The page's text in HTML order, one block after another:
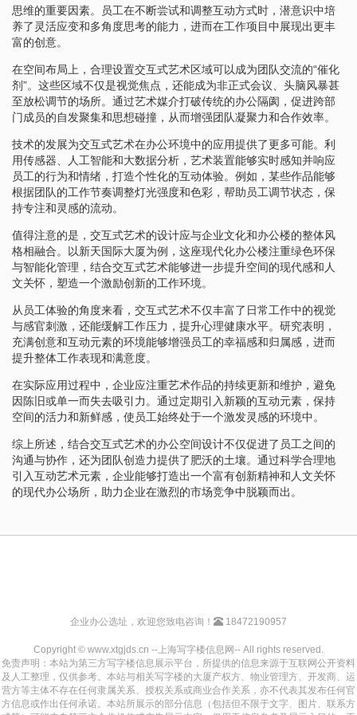
思维的重要因素。员工在不断尝试和调整互动方式时，潜意识中培
养了灵活应变和多角度思考的能力，进而在工作项目中展现出更丰
富的创意。
在空间布局上，合理设置交互式艺术区域可以成为团队交流的“催化
剂”。这些区域不仅是视觉焦点，还能成为非正式会议、头脑风暴甚
至放松调节的场所。通过艺术媒介打破传统的办公隔阂，促进跨部
门成员的自发聚集和思想碰撞，从而增强团队凝聚力和合作效率。
技术的发展为交互式艺术在办公环境中的应用提供了更多可能。利
用传感器、人工智能和大数据分析，艺术装置能够实时感知并响应
员工的行为和情绪，打造个性化的互动体验。例如，某些作品能够
根据团队的工作节奏调整灯光强度和色彩，帮助员工调节状态，保
持专注和灵感的流动。
值得注意的是，交互式艺术的设计应与企业文化和办公楼的整体风
格相融合。以新天国际大厦为例，这座现代化办公楼注重绿色环保
与智能化管理，结合交互式艺术能够进一步提升空间的现代感和人
文关怀，塑造一个激励创新的工作环境。
从员工体验的角度来看，交互式艺术不仅丰富了日常工作中的视觉
与感官刺激，还能缓解工作压力，提升心理健康水平。研究表明，
充满创意和互动元素的环境能够增强员工的幸福感和归属感，进而
提升整体工作表现和满意度。
在实际应用过程中，企业应注重艺术作品的持续更新和维护，避免
因陈旧或单一而失去吸引力。通过定期引入新颖的互动元素，保持
空间的活力和新鲜感，使员工始终处于一个激发灵感的环境中。
综上所述，结合交互式艺术的办公空间设计不仅促进了员工之间的
沟通与协作，还为团队创造力提供了肥沃的土壤。通过科学合理地
引入互动艺术元素，企业能够打造出一个富有创新精神和人文关怀
的现代办公场所，助力企业在激烈的市场竞争中脱颖而出。
企业办公选址，欢迎您致电咨询！ 18472190957
Copyright © www.xtgjds.cn --上海写字楼信息网-- All rights reserved.
免责声明：本站为第三方写字楼信息展示平台，所提供的信息来源于互联网公开资料
及人工整理，仅供参考。本站与相关写字楼的大厦产权方、物业管理方、开发商、运
营方等主体不存在任何隶属关系、授权关系或商业合作关系，亦不代表其发布任何官
方信息或作出任何承诺。本站所展示的部分信息（包括但不限于文字、图片、联系方